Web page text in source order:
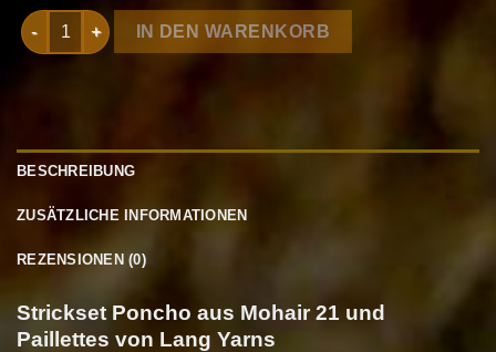
Strickset Poncho aus Mohair 21 und Paillettes von Lang Yarns
IN DEN WARENKORB
BESCHREIBUNG
ZUSÄTZLICHE INFORMATIONEN
REZENSIONEN (0)
Strickset Poncho aus Mohair 21 und
Paillettes von Lang Yarns